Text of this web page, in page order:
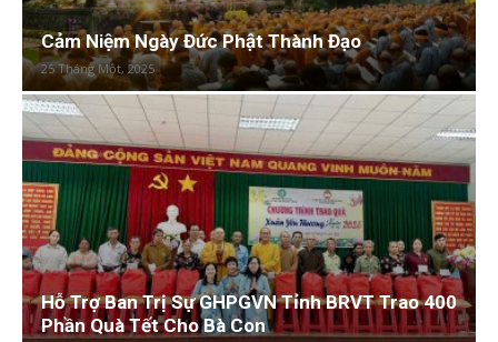
Cảm Niệm Ngày Đức Phật Thành Đạo
25 Tháng Một, 2025
Hỗ Trợ Ban Trị Sự GHPGVN Tỉnh BRVT Trao 400
Phần Quà Tết Cho Bà Con